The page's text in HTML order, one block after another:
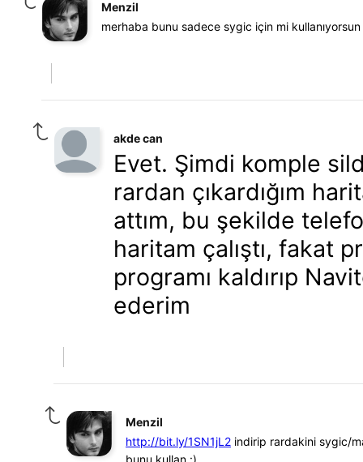
Menzil
merhaba bunu sadece sygic için mi kullanıyorsun
akde can
Evet. Şimdi komple
rardan çıkardığım
attım, bu şekilde
haritam çalıştı, fakat
programı kaldırıp
ederim
Menzil
http://bit.ly/1SN1jL2 indirip rardakini sygic/
bunu kullan :)